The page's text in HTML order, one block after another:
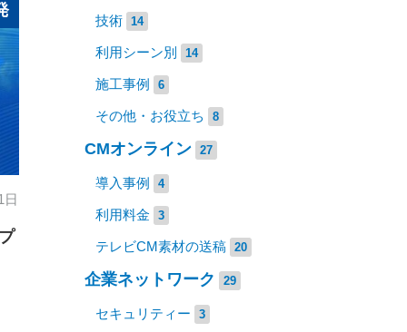
日
技術 14
利用シーン別 14
施工事例 6
その他・お役立ち 8
CMオンライン 27
導入事例 4
利用料金 3
テレビCM素材の送稿 20
企業ネットワーク 29
セキュリティー 3